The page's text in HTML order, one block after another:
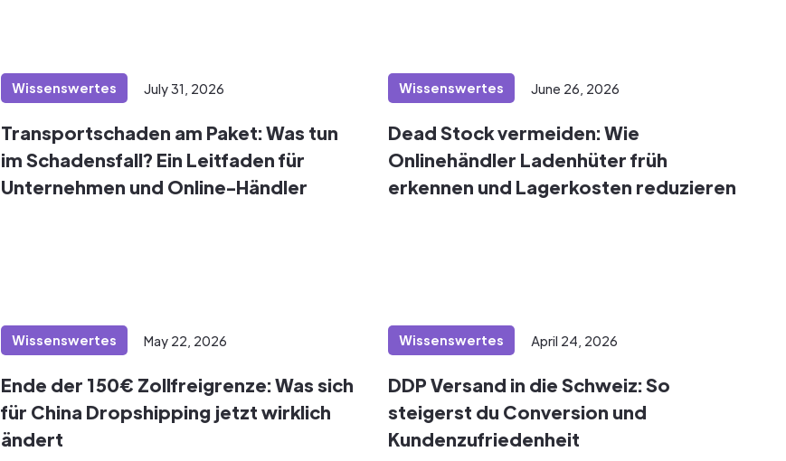
Wissenswertes July 31, 2026
Transportschaden am Paket: Was tun
im Schadensfall? Ein Leitfaden für
Unternehmen und Online-Händler
Wissenswertes June 26, 2026
Dead Stock vermeiden: Wie
Onlinehändler Ladenhüter früh
erkennen und Lagerkosten reduzieren
Wissenswertes May 22, 2026
Ende der 150€ Zollfreigrenze: Was sich
für China Dropshipping jetzt wirklich
ändert
Wissenswertes April 24, 2026
DDP Versand in die Schweiz: So
steigerst du Conversion und
Kundenzufriedenheit